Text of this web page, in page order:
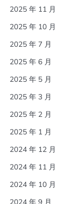
2025 年 11 月
2025 年 10 月
2025 年 7 月
2025 年 6 月
2025 年 5 月
2025 年 3 月
2025 年 2 月
2025 年 1 月
2024 年 12 月
2024 年 11 月
2024 年 10 月
2024 年 9 月